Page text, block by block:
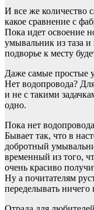
И все же количество
какое сравнение с
Пока идет освоение
умывальник из таза
подворье к месту
Даже самые простые
Нет водопровода?
и не с такими
одно.
Пока нет водопровода
Бывает так, что в
добротный
временный из того,
очень красиво
Ну а почитателям
переделывать ничего